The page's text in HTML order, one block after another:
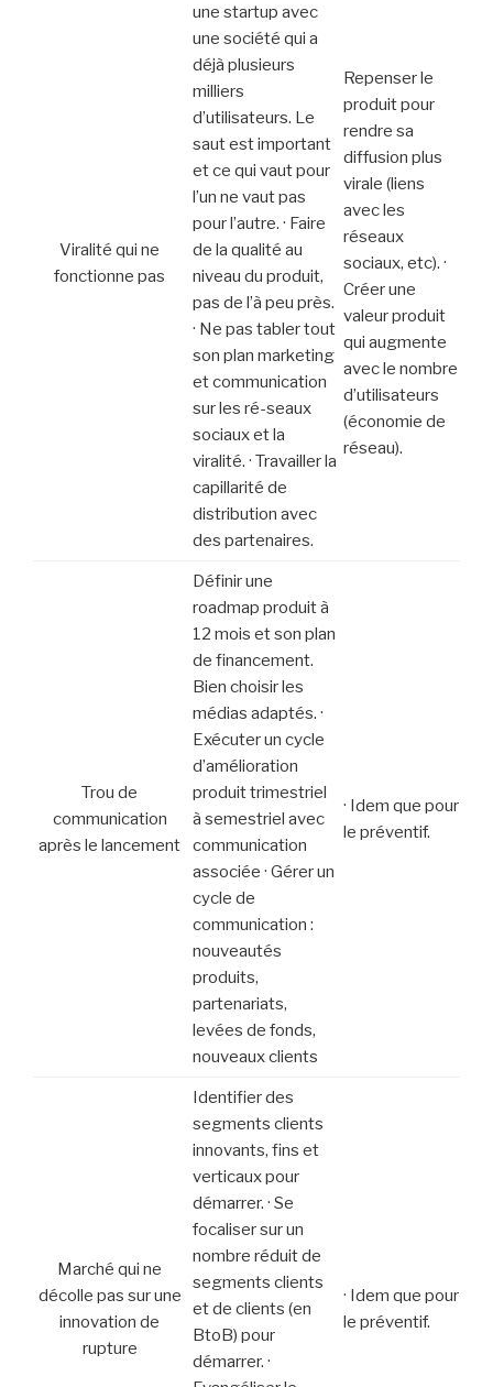
Viralité qui ne
fonctionne pas
une startup avec
une société qui a
déjà plusieurs
milliers
d’utilisateurs. Le
saut est important
et ce qui vaut pour
l’un ne vaut pas
pour l’autre. · Faire
de la qualité au
niveau du produit,
pas de l’à peu près.
· Ne pas tabler tout
son plan marketing
et communication
sur les ré-seaux
sociaux et la
viralité. · Travailler la
capillarité de
distribution avec
des partenaires.
Repenser le
produit pour
rendre sa
diffusion plus
virale (liens
avec les
réseaux
sociaux, etc). ·
Créer une
valeur produit
qui augmente
avec le nombre
d’utilisateurs
(économie de
réseau).
Trou de
communication
après le lancement
Définir une
roadmap produit à
12 mois et son plan
de financement.
Bien choisir les
médias adaptés. ·
Exécuter un cycle
d’amélioration
produit trimestriel
à semestriel avec
communication
associée · Gérer un
cycle de
communication :
nouveautés
produits,
partenariats,
levées de fonds,
nouveaux clients
· Idem que pour
le préventif.
Marché qui ne
décolle pas sur une
innovation de
rupture
Identifier des
segments clients
innovants, fins et
verticaux pour
démarrer. · Se
focaliser sur un
nombre réduit de
segments clients
et de clients (en
BtoB) pour
démarrer. ·
· Idem que pour
le préventif.